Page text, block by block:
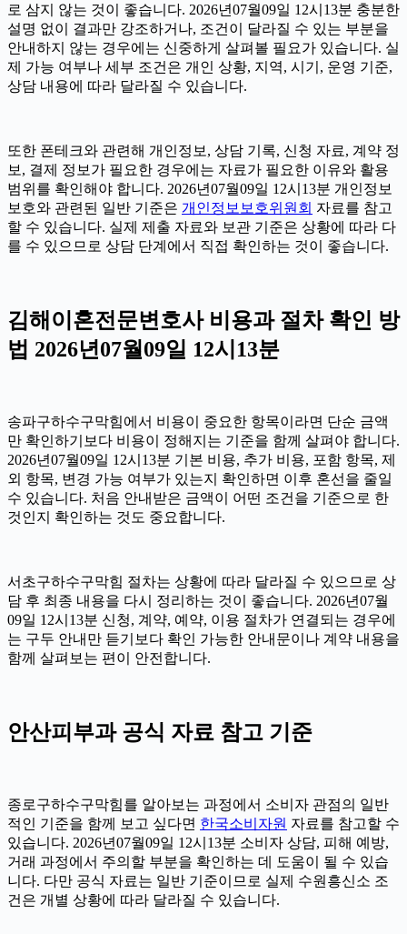
로 삼지 않는 것이 좋습니다. 2026년07월09일 12시13분 충분한
설명 없이 결과만 강조하거나, 조건이 달라질 수 있는 부분을
안내하지 않는 경우에는 신중하게 살펴볼 필요가 있습니다. 실
제 가능 여부나 세부 조건은 개인 상황, 지역, 시기, 운영 기준,
상담 내용에 따라 달라질 수 있습니다.
또한 폰테크와 관련해 개인정보, 상담 기록, 신청 자료, 계약 정
보, 결제 정보가 필요한 경우에는 자료가 필요한 이유와 활용
범위를 확인해야 합니다. 2026년07월09일 12시13분 개인정보
보호와 관련된 일반 기준은 개인정보보호위원회 자료를 참고
할 수 있습니다. 실제 제출 자료와 보관 기준은 상황에 따라 다
를 수 있으므로 상담 단계에서 직접 확인하는 것이 좋습니다.
김해이혼전문변호사 비용과 절차 확인 방
법 2026년07월09일 12시13분
송파구하수구막힘에서 비용이 중요한 항목이라면 단순 금액
만 확인하기보다 비용이 정해지는 기준을 함께 살펴야 합니다.
2026년07월09일 12시13분 기본 비용, 추가 비용, 포함 항목, 제
외 항목, 변경 가능 여부가 있는지 확인하면 이후 혼선을 줄일
수 있습니다. 처음 안내받은 금액이 어떤 조건을 기준으로 한
것인지 확인하는 것도 중요합니다.
서초구하수구막힘 절차는 상황에 따라 달라질 수 있으므로 상
담 후 최종 내용을 다시 정리하는 것이 좋습니다. 2026년07월
09일 12시13분 신청, 계약, 예약, 이용 절차가 연결되는 경우에
는 구두 안내만 듣기보다 확인 가능한 안내문이나 계약 내용을
함께 살펴보는 편이 안전합니다.
안산피부과 공식 자료 참고 기준
종로구하수구막힘를 알아보는 과정에서 소비자 관점의 일반
적인 기준을 함께 보고 싶다면 한국소비자원 자료를 참고할 수
있습니다. 2026년07월09일 12시13분 소비자 상담, 피해 예방,
거래 과정에서 주의할 부분을 확인하는 데 도움이 될 수 있습
니다. 다만 공식 자료는 일반 기준이므로 실제 수원흥신소 조
건은 개별 상황에 따라 달라질 수 있습니다.